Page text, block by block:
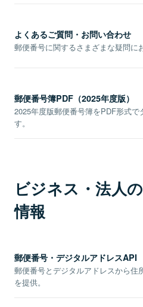
よくあるご質問・お問い合わせ
郵便番号に関するさまざまな疑問に
郵便番号簿PDF（2025年度版）
2025年度版郵便番号簿をPDF形式で
す。
ビジネス・法人
情報
郵便番号・デジタルアドレスAPI
郵便番号とデジタルアドレスから住
を提供。